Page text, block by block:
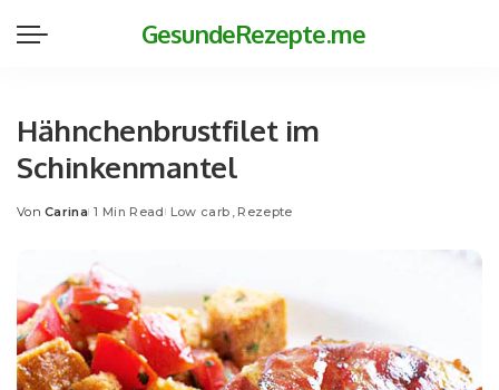
GesundeRezepte.me
Hähnchenbrustfilet im
Schinkenmantel
Posted
Von Carina 1 Min Read Low carb Rezepte